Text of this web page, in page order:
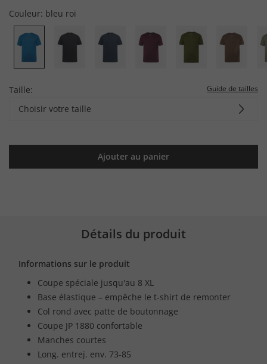
Couleur: bleu roi
Taille: Guide de tailles
Choisir votre taille
Ajouter au panier
Détails du produit
Informations sur le produit
Coupe spéciale jusqu'au 8 XL
Base élastique – empêche le t-shirt de remonter
Col rond avec patte de boutonnage
Coupe JP 1880 confortable
Manches courtes
Long. entrej. env. 73-85